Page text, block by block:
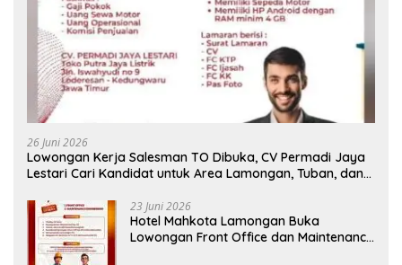
26 Juni 2026
Lowongan Kerja Salesman TO Dibuka, CV Permadi Jaya
Lestari Cari Kandidat untuk Area Lamongan, Tuban, dan
23 Juni 2026
Hotel Mahkota Lamongan Buka
Lowongan Front Office dan Maintenance